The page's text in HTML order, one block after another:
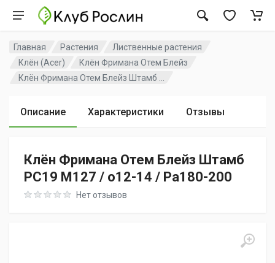
Главная Растения
Лиственные растения
Клён (Acer)
Клён Фримана Отем Блейз
Клён Фримана Отем Блейз Штамб ...
Описание Характеристики Отзывы
Клён Фримана Отем Блейз Штамб
PC19 M127 / o12-14 / Pa180-200
Rating: 0 out of 5Нет отзывов